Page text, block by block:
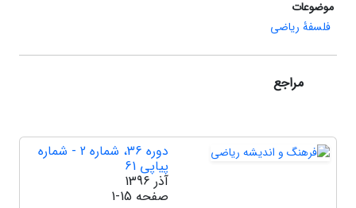
موضوعات
فلسفۀ ریاضی
مراجع
دوره 36، شماره 2 - شماره
پیاپی 61
آذر 1396
صفحه 1-15